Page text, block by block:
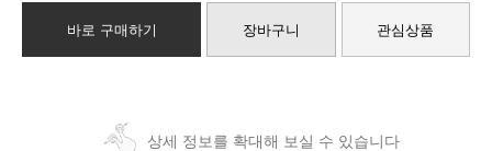
바로 구매하기 장바구니 관심상품
상세 정보를 확대해 보실 수 있습니다